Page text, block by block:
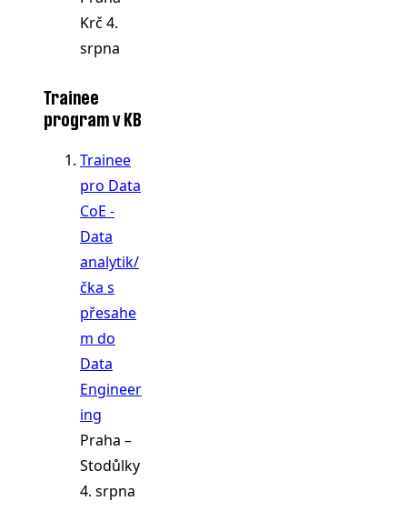
Krč 4.
srpna
Trainee
program v KB
Trainee
pro Data
CoE -
Data
analytik/
čka s
přesahe
m do
Data
Engineer
ing
Praha –
Stodůlky
4. srpna